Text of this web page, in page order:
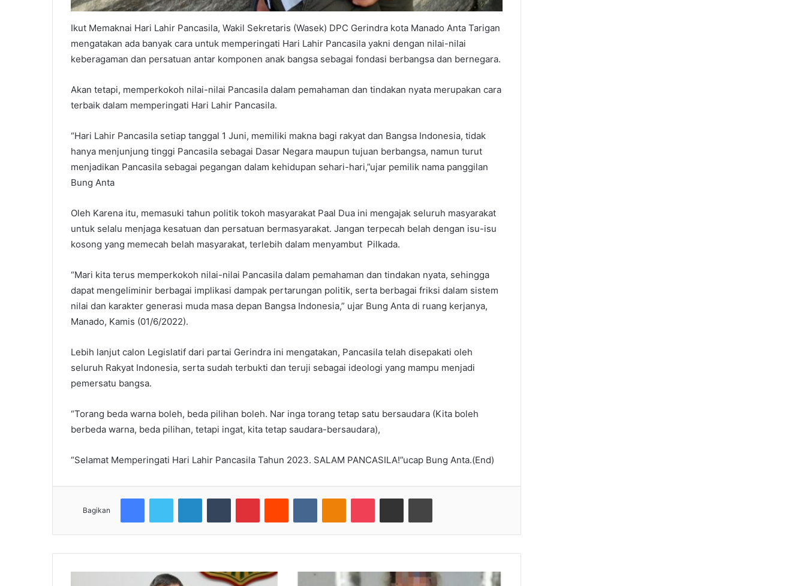
Ikut Memaknai Hari Lahir Pancasila, Wakil Sekretaris (Wasek) DPC Gerindra kota Manado Anta Tarigan
mengatakan ada banyak cara untuk memperingati Hari Lahir Pancasila yakni dengan nilai-nilai
keberagaman dan persatuan antar komponen anak bangsa sebagai fondasi berbangsa dan bernegara.
Akan tetapi, memperkokoh nilai-nilai Pancasila dalam pemahaman dan tindakan nyata merupakan cara
terbaik dalam memperingati Hari Lahir Pancasila.
“Hari Lahir Pancasila setiap tanggal 1 Juni, memiliki makna bagi rakyat dan Bangsa Indonesia, tidak
hanya menjunjung tinggi Pancasila sebagai Dasar Negara maupun tujuan berbangsa, namun turut
menjadikan Pancasila sebagai pegangan dalam kehidupan sehari-hari,”ujar pemilik nama panggilan
Bung Anta
Oleh Karena itu, memasuki tahun politik tokoh masyarakat Paal Dua ini mengajak seluruh masyarakat
untuk selalu menjaga kesatuan dan persatuan bermasyarakat. Jangan terpecah belah dengan isu-isu
kosong yang memecah belah masyarakat, terlebih dalam menyambut Pilkada.
“Mari kita terus memperkokoh nilai-nilai Pancasila dalam pemahaman dan tindakan nyata, sehingga
dapat mengeliminir berbagai implikasi dampak pertarungan politik, serta berbagai friksi dalam sistem
nilai dan karakter generasi muda masa depan Bangsa Indonesia,” ujar Bung Anta di ruang kerjanya,
Manado, Kamis (01/6/2022).
Lebih lanjut calon Legislatif dari partai Gerindra ini mengatakan, Pancasila telah disepakati oleh
seluruh Rakyat Indonesia, serta sudah terbukti dan teruji sebagai ideologi yang mampu menjadi
pemersatu bangsa.
“Torang beda warna boleh, beda pilihan boleh. Nar inga torang tetap satu bersaudara (Kita boleh
berbeda warna, beda pilihan, tetapi ingat, kita tetap saudara-bersaudara),
“Selamat Memperingati Hari Lahir Pancasila Tahun 2023. SALAM PANCASILA!”ucap Bung Anta.(End)
Bagikan
FacebookTwitter LinkedInTumblr PinterestReddit VKontakteOdnoklassniki
Pocket Share via Email Cetak